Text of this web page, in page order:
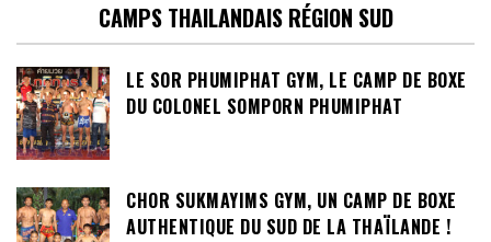
CAMPS THAILANDAIS RÉGION SUD
LE SOR PHUMIPHAT GYM, LE CAMP DE BOXE
DU COLONEL SOMPORN PHUMIPHAT
CHOR SUKMAYIMS GYM, UN CAMP DE BOXE
AUTHENTIQUE DU SUD DE LA THAÏLANDE !